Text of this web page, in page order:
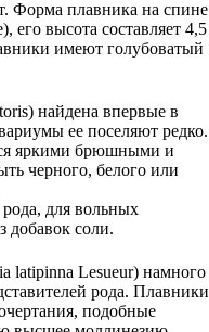
Форма плавника на спине
его высота составляет 4,5
имеют голубоватый
найдена впервые в
ее поселяют редко.
яркими брюшными и
черного, белого или
для вольных
добавок соли.
latipinna Lesueur) намного
рода. Плавники
подобные